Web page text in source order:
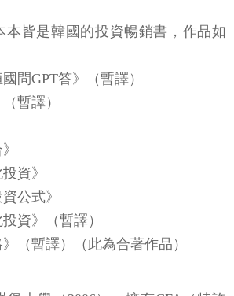
本皆是韓國的投資暢銷書，作品如
問GPT答》（暫譯）
暫譯）
資》
公式》
資》（暫譯）
（暫譯）（此為合著作品）